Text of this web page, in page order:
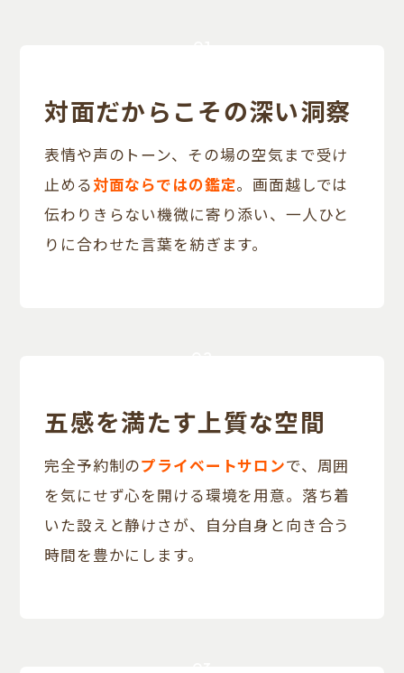
対面だからこその深い洞察
表情や声のトーン、その場の空気まで受け
止める対面ならではの鑑定。画面越しでは
伝わりきらない機微に寄り添い、一人ひと
りに合わせた言葉を紡ぎます。
五感を満たす上質な空間
完全予約制のプライベートサロンで、周囲
を気にせず心を開ける環境を用意。落ち着
いた設えと静けさが、自分自身と向き合う
時間を豊かにします。